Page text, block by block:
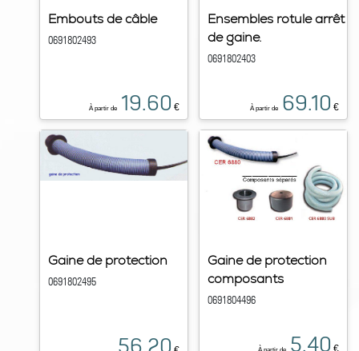
Embouts de câble
0691802493
À partir de 19.60 €
Ensembles rotule arrêt
de gaine.
0691802403
À partir de 69.10 €
Gaine de protection
0691802495
Gaine de protection
composants
0691804496
5.40 €